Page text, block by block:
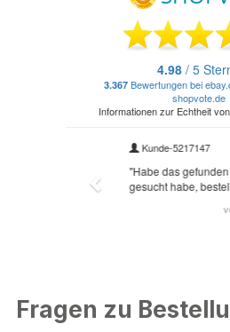
Fragen zu